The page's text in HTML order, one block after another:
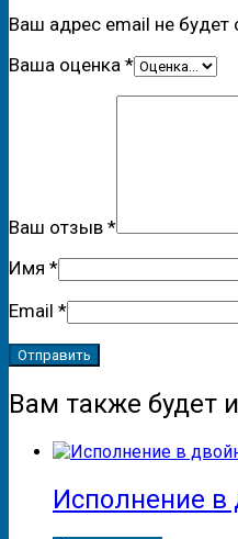
Ваш адрес email не будет
Ваша оценка *
Ваш отзыв *
Имя *
Email *
Вам также будет
Исполнение